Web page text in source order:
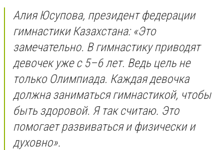
Алия Юсупова, президент федерации
гимнастики Казахстана: «Это
замечательно. В гимнастику приводят
девочек уже с 5–6 лет. Ведь цель не
только Олимпиада. Каждая девочка
должна заниматься гимнастикой, чтобы
быть здоровой. Я так считаю. Это
помогает развиваться и физически и
духовно».